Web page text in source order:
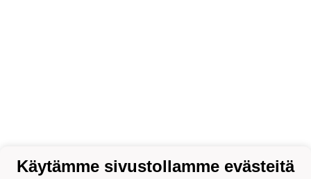
Käytämme sivustollamme evästeitä